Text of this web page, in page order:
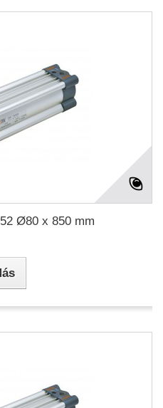
Ø80 x 850 mm